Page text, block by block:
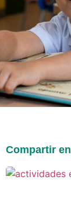
Compartir en